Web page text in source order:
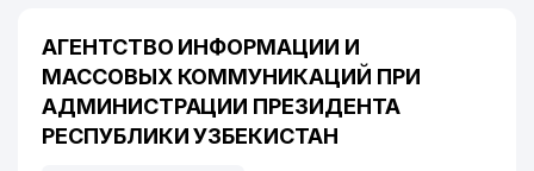
АГЕНТСТВО ИНФОРМАЦИИ И
МАССОВЫХ КОММУНИКАЦИЙ ПРИ
АДМИНИСТРАЦИИ ПРЕЗИДЕНТА
РЕСПУБЛИКИ УЗБЕКИСТАН